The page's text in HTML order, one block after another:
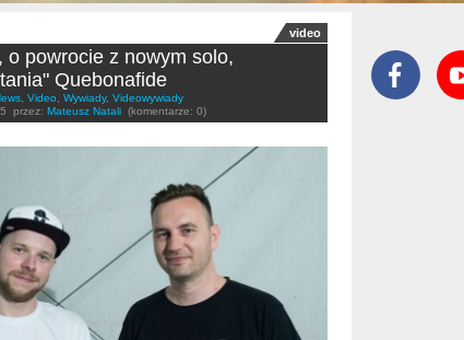
video
o powrocie z nowym solo,
Quebonafide
Video Wywiady, Videowywiady
przez: Mateusz Natali (komentarze: 0)